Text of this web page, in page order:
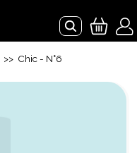
>> Chic - N°6